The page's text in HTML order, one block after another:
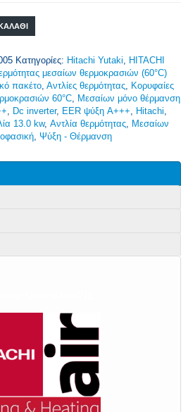
Κατηγορίες: Hitachi Yutaki
HITACHI
μεσαίων θερμοκρασιών (60°C)
πακέτο Αντλίες θερμότητας Κορυφαίες
60°C Μεσαίων μόνο θέρμανση
Dc inverter, EER ψύξη A+++ Hitachi
13.0 kw, Αντλία θερμότητας Μεσαίων
Ψύξη - Θέρμανση